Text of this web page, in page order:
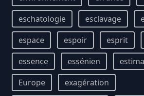
eschatologie
esclavage
espace
espoir esprit
essence
essénien
Europe
exagération